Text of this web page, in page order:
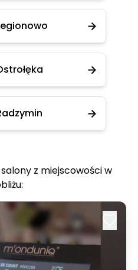
z miejscowości w